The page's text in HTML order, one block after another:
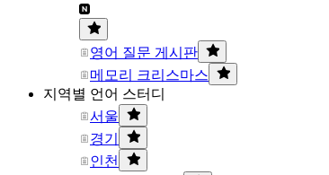
영어 질문 게시판
메모리 크리스마스
지역별 언어 스터디
서울
경기
인천